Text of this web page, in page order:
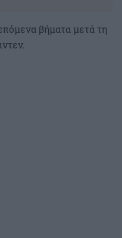
βήματα μετά τη